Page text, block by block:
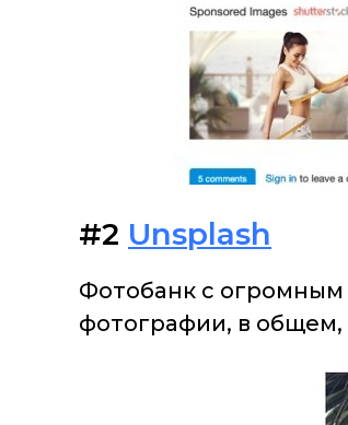
#2 Unsplash
Фотобанк с
фотографии, в общем,